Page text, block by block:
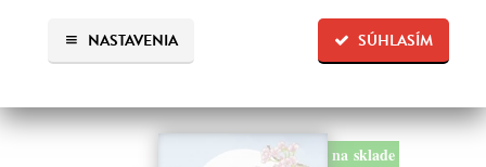
SÚHLASÍM
NASTAVENIA
14,95 € ?
na sklade